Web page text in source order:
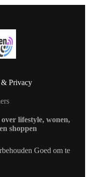
& Privacy
over lifestyle, wonen,
shoppen
Goed om te